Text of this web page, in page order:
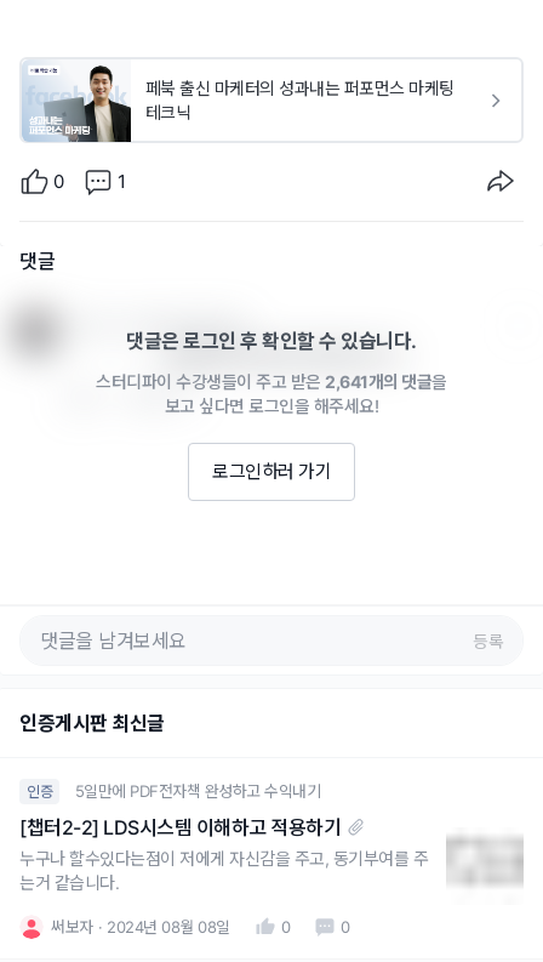
페북 출신 마케터의 성과내는 퍼포먼스 마케팅
테크닉
0 1
댓글
늦었지만 인증 감사드립니다 :)
답글 쓰기
댓글은 로그인 후 확인할 수 있습니다.
스터디파이 수강생들이 주고 받은2,641개의 댓글을
보고 싶다면 로그인을 해주세요!
로그인하러 가기
등록
인증게시판 최신글
인증 5일만에 PDF전자책 완성하고 수익내기
[챕터2-2] LDS시스템 이해하고 적용하기
누구나 할수있다는점이 저에게 자신감을 주고, 동기부여를 주
는거 같습니다.
써보자 2024년 08월 08일 0 0